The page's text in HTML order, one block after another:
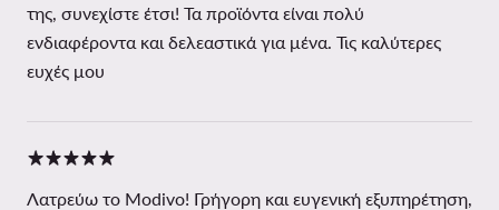
της, συνεχίστε έτσι! Τα προϊόντα είναι πολύ
ενδιαφέροντα και δελεαστικά για μένα. Τις καλύτερες
ευχές μου
Λατρεύω το Modivo! Γρήγορη και ευγενική εξυπηρέτηση,